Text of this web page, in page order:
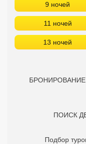
9 ночей
11 ночей
13 ночей
БРОНИРОВАНИЕ
ПОИСК
Подбор